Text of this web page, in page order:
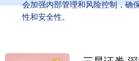
会加强内部管理和风险控制，确
性和安全性。